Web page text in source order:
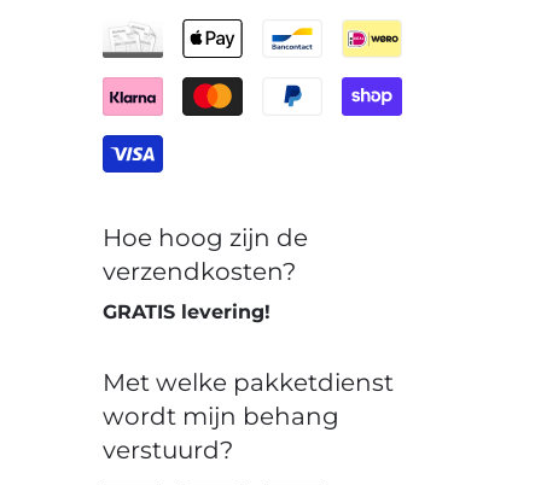
Hoe hoog zijn de
verzendkosten?
GRATIS levering!
Met welke pakketdienst
wordt mijn behang
verstuurd?